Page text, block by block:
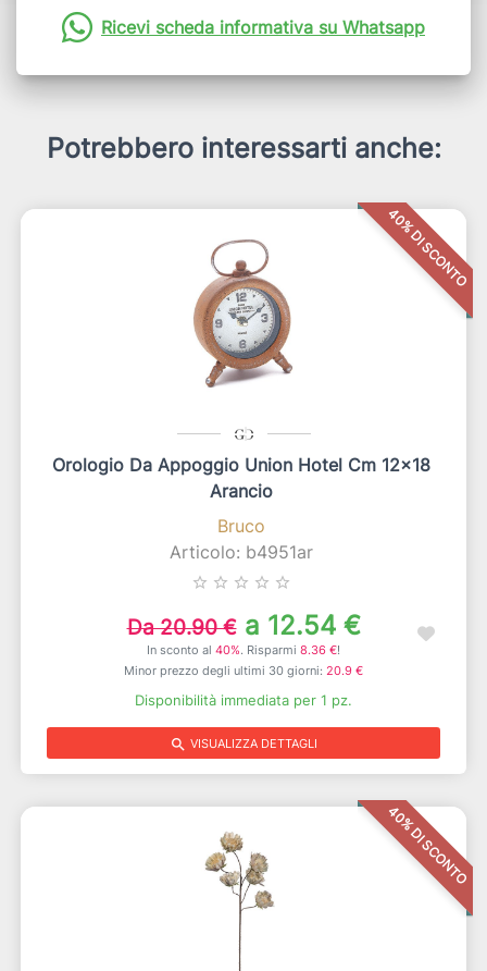
Ricevi scheda informativa su Whatsapp
Potrebbero interessarti anche:
40% DI SCONTO
Orologio Da Appoggio Union Hotel Cm 12x18
Arancio
Bruco
Articolo: b4951ar
star_border star_border star_border star_border star_border
Da 20.90 €a 12.54 €
In sconto al 40%. Risparmi 8.36 €!
Minor prezzo degli ultimi 30 giorni: 20.9 €
Disponibilità immediata per 1 pz.
search VISUALIZZA DETTAGLI
40% DI SCONTO